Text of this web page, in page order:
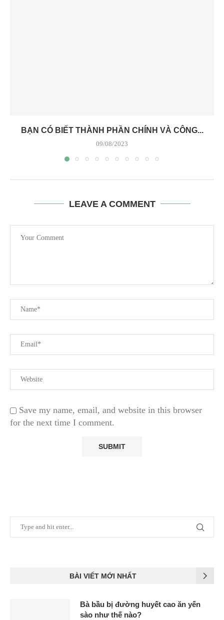
BẠN CÓ BIẾT THÀNH PHẦN CHÍNH VÀ CÔNG...
09/08/2023
LEAVE A COMMENT
Save my name, email, and website in this browser
for the next time I comment.
BÀI VIẾT MỚI NHẤT
Bà bầu bị đường huyết cao ăn yến
sào như thế nào?